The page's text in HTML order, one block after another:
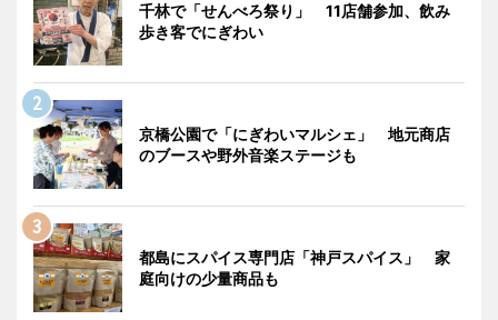
千林で「せんべろ祭り」 11店舗参加、飲み
歩き客でにぎわい
京橋公園で「にぎわいマルシェ」 地元商店
のブースや野外音楽ステージも
都島にスパイス専門店「神戸スパイス」 家
庭向けの少量商品も